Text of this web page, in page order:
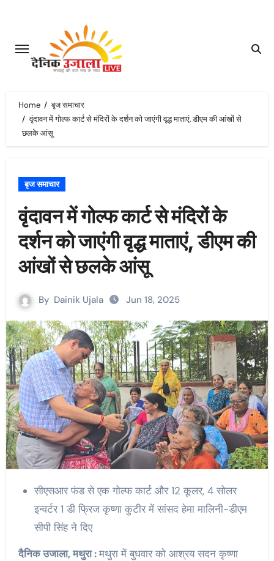
content
Home
बृज समाचार
वृंदावन में गोल्फ कार्ट से मंदिरों के दर्शन को जाएंगी वृद्ध माताएं, डीएम की आंखों से
छलके आंसू
बृज समाचार
वृंदावन में गोल्फ कार्ट से मंदिरों के
दर्शन को जाएंगी वृद्ध माताएं, डीएम की
आंखों से छलके आंसू
By Dainik Ujala Jun 18, 2025
सीएसआर फंड से एक गोल्फ कार्ट और 12 कूलर, 4 सोलर
इन्वर्टर 1 डी फ्रिज कृष्णा कुटीर में सांसद हेमा मालिनी-डीएम
सीपी सिंह ने दिए
दैनिक उजाला, मथुरा :मथुरा में बुधवार को आश्रय सदन कृष्णा